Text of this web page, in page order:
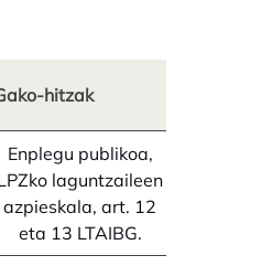
hitzak
Enplegu publikoa,
laguntzaileen
azpieskala, art. 12
eta 13 LTAIBG.